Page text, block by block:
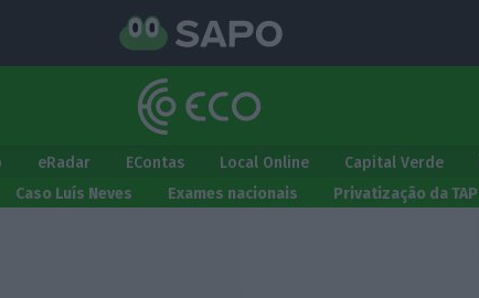
eRadar EContas Local Online Capital Verde
Caso Luís Neves Exames nacionais Privatização da TAP